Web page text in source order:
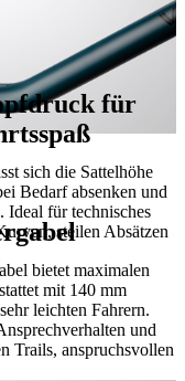
für
sich die Sattelhöhe
Bedarf absenken und
Ideal für technisches
steilen Absätzen
bietet maximalen
mit 140 mm
leichten Fahrern.
und
Trails, anspruchsvollen